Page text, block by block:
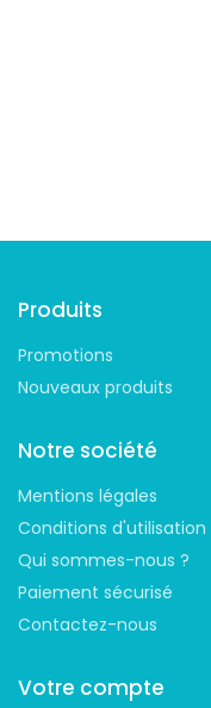
Produits
Promotions
Nouveaux produits
Notre société
Mentions légales
Conditions d'utilisation
Qui sommes-nous ?
Paiement sécurisé
Contactez-nous
Votre compte